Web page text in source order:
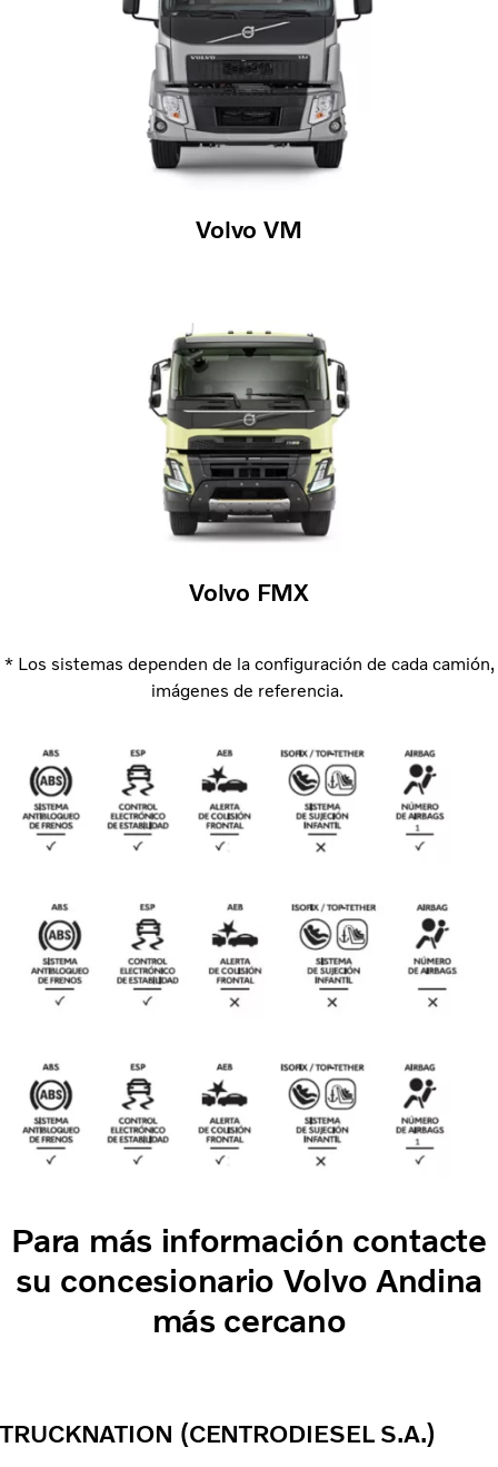
Volvo VM
Volvo FMX
* Los sistemas dependen de la configuración de cada camión,
imágenes de referencia.
Para más información contacte
su concesionario Volvo Andina
más cercano
TRUCKNATION (CENTRODIESEL S.A.)